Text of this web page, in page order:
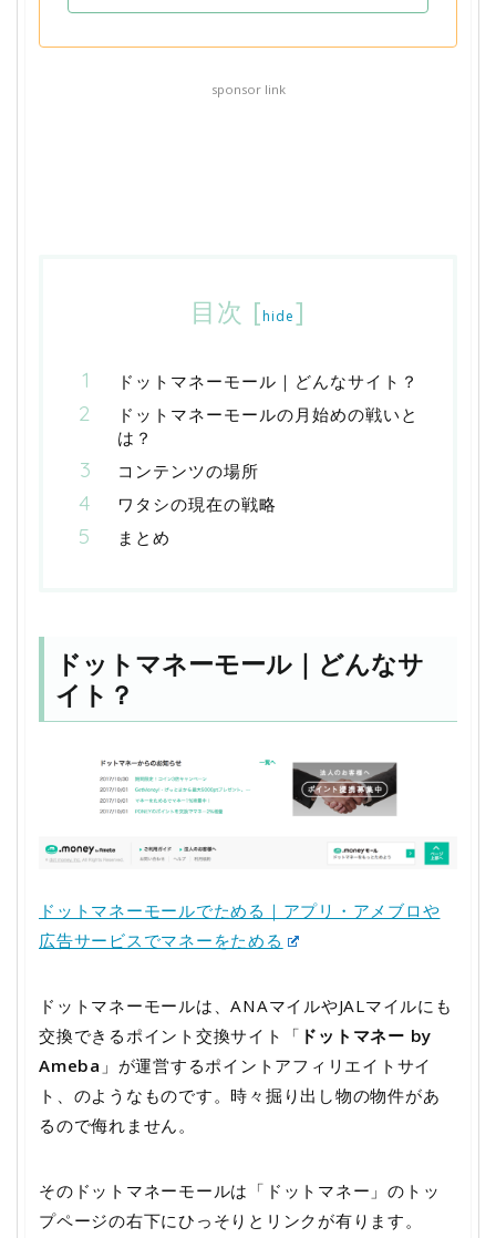
sponsor link
目次 [hide]
ドットマネーモール｜どんなサイト？
ドットマネーモールの月始めの戦いと
は？
コンテンツの場所
ワタシの現在の戦略
まとめ
ドットマネーモール｜どんなサ
イト？
ドットマネーモールでためる｜アプリ・アメブロや
広告サービスでマネーをためる
ドットマネーモールは、ANAマイルやJALマイルにも
交換できるポイント交換サイト「 ドットマネー by
Ameba 」が運営するポイントアフィリエイトサイ
ト、のようなものです。時々掘り出し物の物件があ
るので侮れません。
そのドットマネーモールは「ドットマネー」のトッ
プページの右下にひっそりとリンクが有ります。